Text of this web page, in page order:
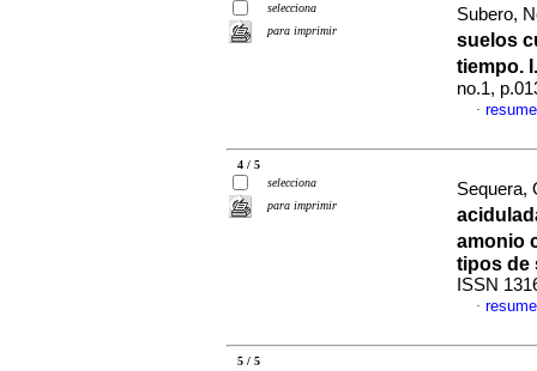
selecciona
para imprimir
Subero,
suelos
tiempo.
no.1,
·
4 / 5
selecciona
para imprimir
Sequera,
amonio
tipos de
ISSN
·
5 / 5